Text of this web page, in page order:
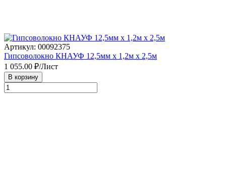
Артикул: 00092375
Гипсоволокно КНАУФ 12,5мм х 1,2м х 2,5м
1 055.00 ₽/Лист
В корзину